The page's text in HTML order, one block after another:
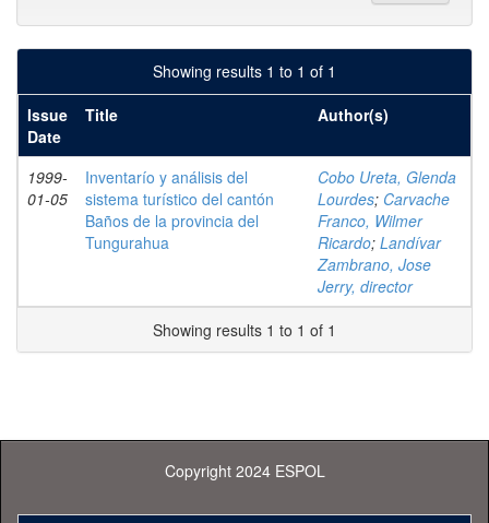
Showing results 1 to 1 of 1
Issue
Date
Title Author(s)
1999-
01-05
Inventarío y análisis del
sistema turístico del cantón
Baños de la provincia del
Tungurahua
Cobo Ureta, Glenda
Lourdes; Carvache
Franco, Wilmer
Ricardo; Landívar
Zambrano, Jose
Jerry, director
Showing results 1 to 1 of 1
Copyright 2024 ESPOL